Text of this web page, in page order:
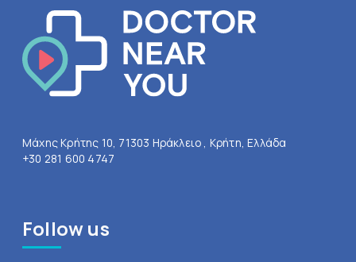
Μάχης Κρήτης 10, 71303 Ηράκλειο , Κρήτη, Ελλάδα
+30 281 600 4747
Follow us